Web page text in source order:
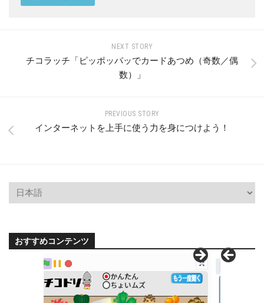
NEXT STORY
チコラッチ「ピッポッパッでカードあつめ（奇数／偶
数）」
PREVIOUS STORY
インターネットを上手に使う力を身につけよう！
おすすめコンテンツ